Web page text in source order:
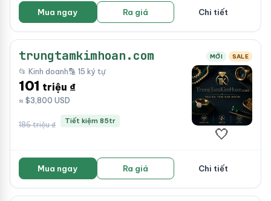
Mua ngay Ra giá Chi tiết
trungtamkimhoan.com MỚI SALE
📂 Kinh doanh🔡 15 ký tự
101 triệu ₫
≈ $3,800 USD
186 triệu ₫ Tiết kiệm 85tr
🤍
Mua ngay Ra giá Chi tiết